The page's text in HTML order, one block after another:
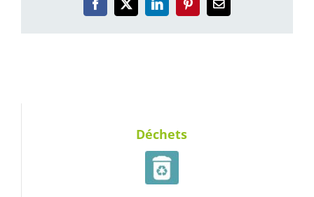
Facebook
X LinkedInPinterestEmail
Déchets